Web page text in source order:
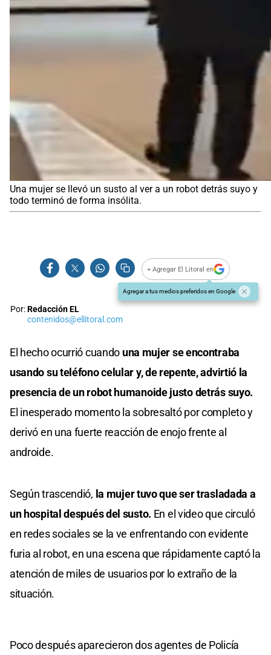
Una mujer se llevó un susto al ver a un robot detrás suyo y
todo terminó de forma insólita.
+ Agregar El Litoral en
Agregar a tus medios preferidos en Google
Por:Redacción EL
contenidos@ellitoral.com
El hecho ocurrió cuando una mujer se encontraba
usando su teléfono celular y, de repente, advirtió la
presencia de un robot humanoide justo detrás suyo.
El inesperado momento la sobresaltó por completo y
derivó en una fuerte reacción de enojo frente al
androide.
Según trascendió, la mujer tuvo que ser trasladada a
un hospital después del susto. En el video que circuló
en redes sociales se la ve enfrentando con evidente
furia al robot, en una escena que rápidamente captó la
atención de miles de usuarios por lo extraño de la
situación.
Poco después aparecieron dos agentes de Policía